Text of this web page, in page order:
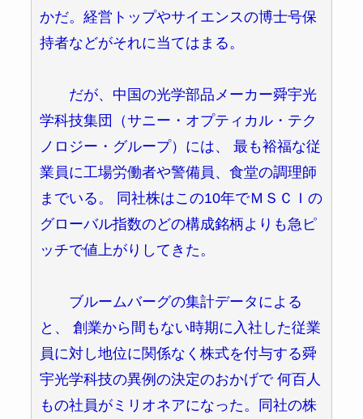
かだ。経営トップやサイエンスの博士号保
持者などがそれに当てはまる。
だが、中国の光学部品メーカー舜宇光
学科技集団（サニー・オプティカル・テク
ノロジー・グループ）には、 最も裕福な従
業員に工場労働者や警備員、食堂の調理師
までいる。 同社株はこの10年でＭＳＣＩの
グローバル指数のどの構成銘柄よりも急ピ
ッチで値上がりしてきた。
ブルームバーグの集計データによる
と、 創業から間もない時期に入社した従業
員に対し地位に関係なく株式を付与する舜
宇光学科技の異例の決定のおかげで 何百人
もの社員がミリオネアになった。同社の株